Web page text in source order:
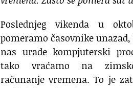
Poslednjeg vikenda u
pomeramo časovnike
nas urade kompjuterski
tako vraćamo na
računanje vremena. To je